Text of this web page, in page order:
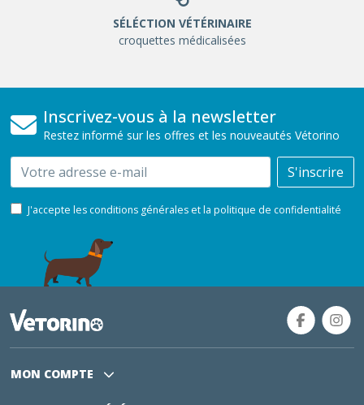
SÉLÉCTION VÉTÉRINAIRE
croquettes médicalisées
Inscrivez-vous à la newsletter
Restez informé sur les offres et les nouveautés Vétorino
Email S'inscrire
J'accepte les conditions générales et la politique de confidentialité
MON COMPTE